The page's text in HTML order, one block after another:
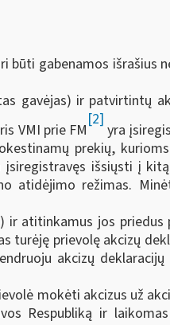
gabenamos išrašius
gavėjas) ir patvirtintų
VMI prie FM
[2]
yra
prekių,
išsiųsti į
atidėjimo režimas.
ir atitinkamus jos
prievolę akcizų
akcizų
mokėti akcizus už
Respubliką ir